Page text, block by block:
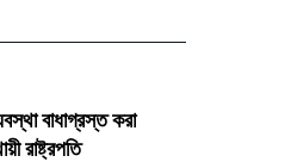
বাধাগ্রস্ত করা
রাষ্ট্রপতি